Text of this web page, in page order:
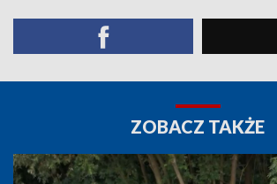
ZOBACZ TAKŻE